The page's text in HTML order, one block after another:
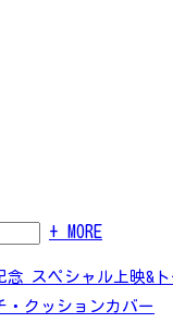
+ MORE
念 スペシャル上映&
・クッションカバー